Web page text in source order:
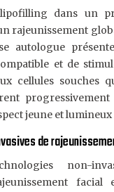
lipofilling dans un
rajeunissement
autologue
et de
cellules souches
jeune et
de
non-
facial